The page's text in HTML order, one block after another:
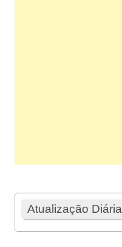
Atualização Diária